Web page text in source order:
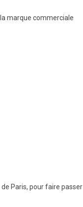
la marque commerciale
Paris, pour faire passer